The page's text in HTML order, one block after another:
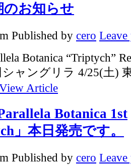
のお知らせ
Published by cero
Botanica “Triptych”
ャングリラ 4/25(土)
Article
Botanica 1st
」本日発売です。
Published by cero